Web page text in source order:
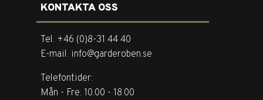
KONTAKTA OSS
Tel. +46 (0)8-31 44 40
E-mail. info@garderoben.se
Telefontider:
Mån - Fre: 10.00 - 18.00